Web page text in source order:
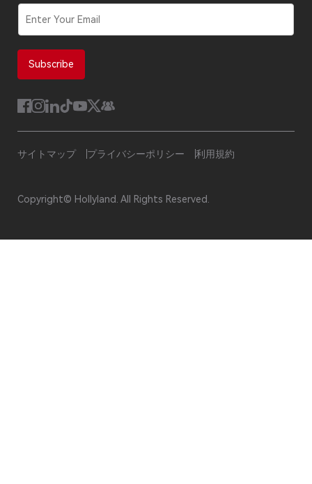
ソフトウェア更新
E
m
a
i
*
Subscribe
サイトマップ プライバシーポリシー 利用規約
Copyright© Hollyland. All Rights Reserved.